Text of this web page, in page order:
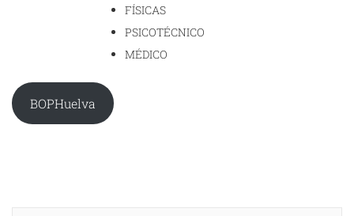
FÍSICAS
PSICOTÉCNICO
MÉDICO
BOPHuelva